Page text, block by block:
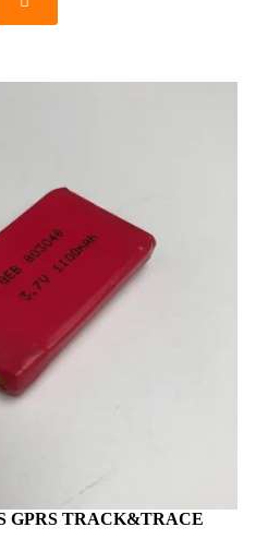
GPRS TRACK&TRACE